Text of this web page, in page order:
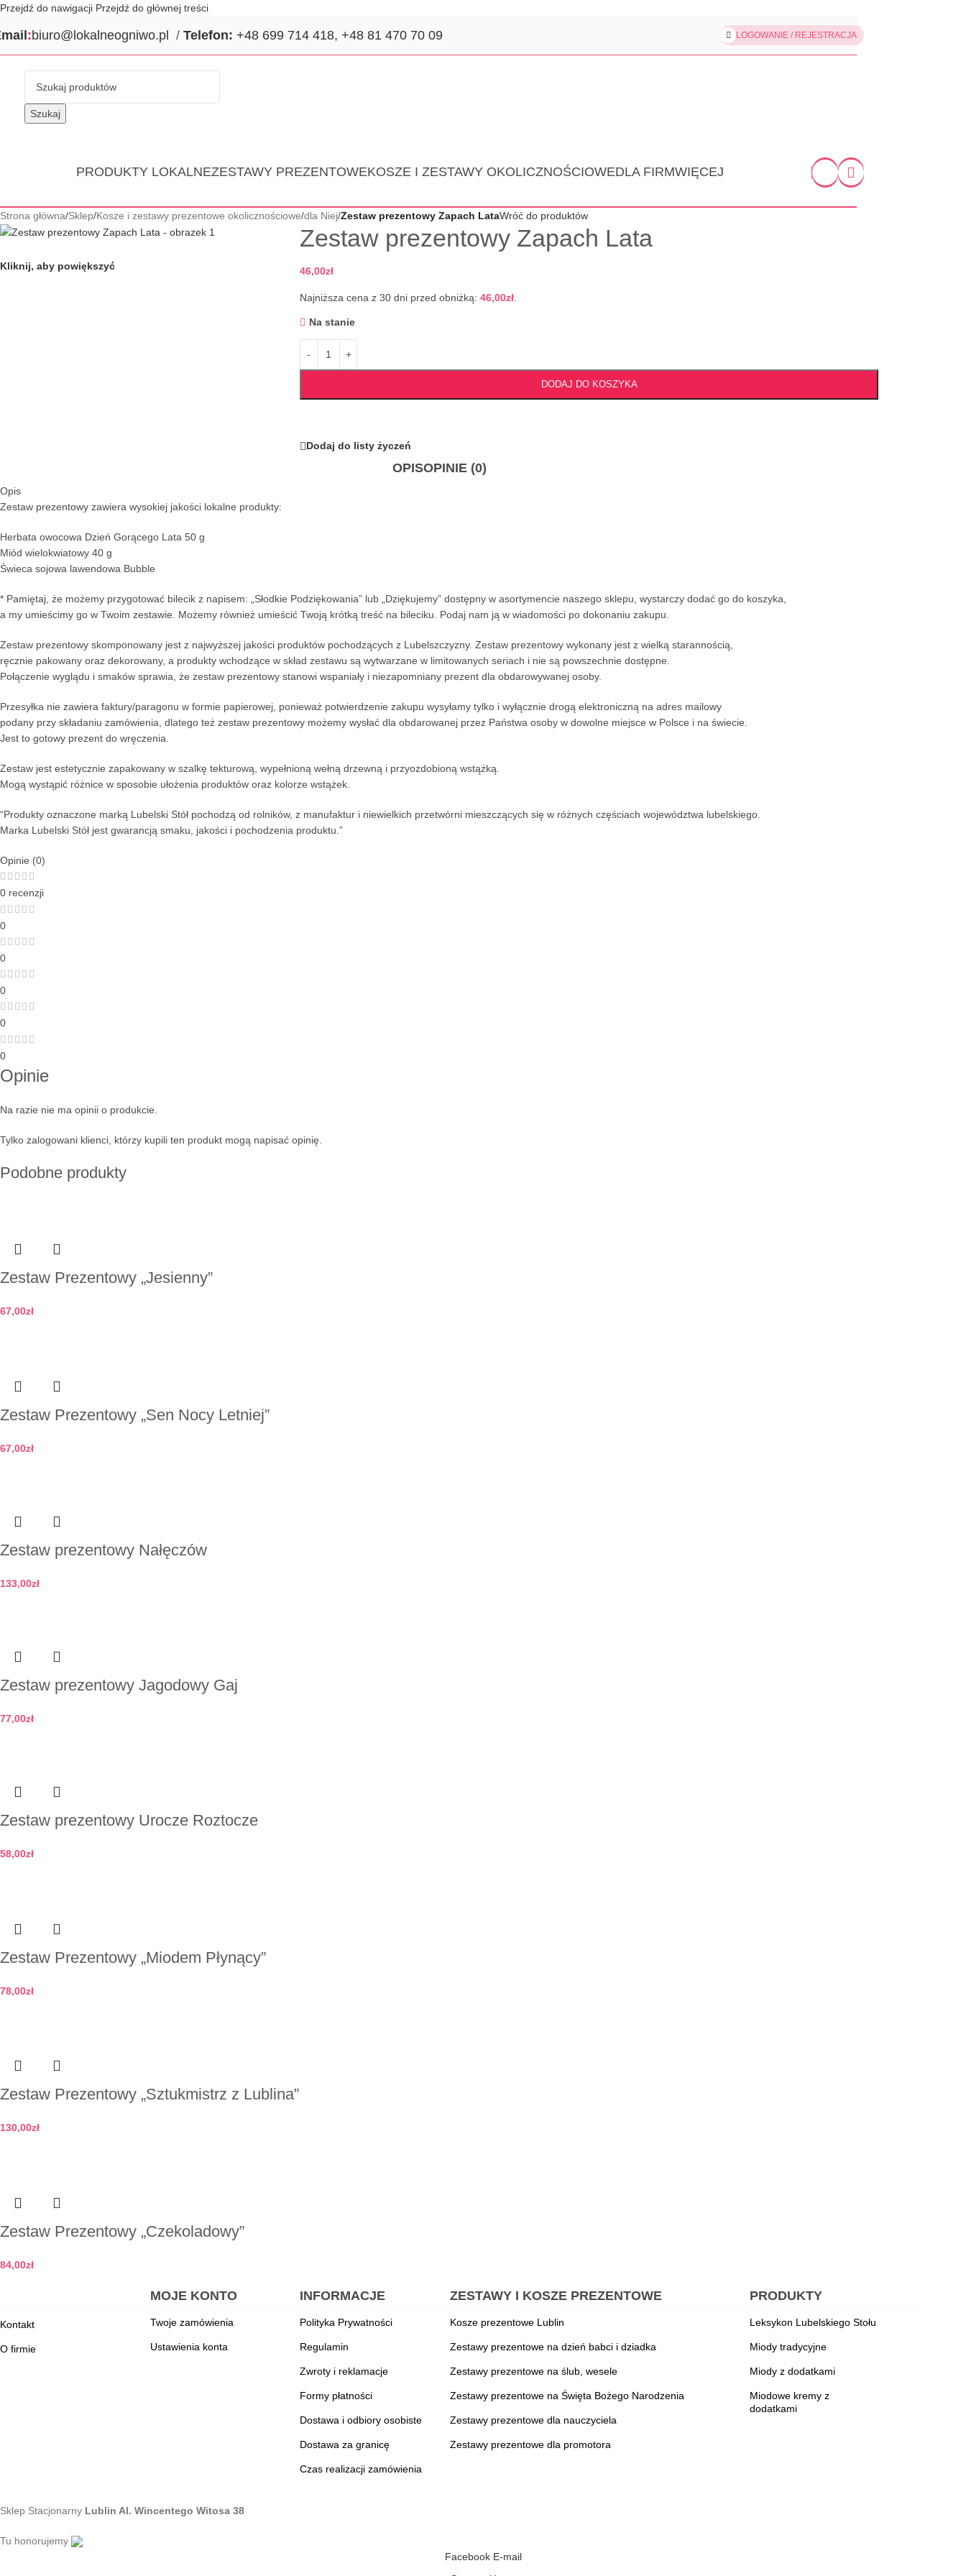
Przejdź do nawigacji Przejdź do głównej treści
:biuro@lokalneogniwo.pl / Telefon: +48 699 714 418, +48 81 470 70 09 LOGOWANIE / REJESTRACJA
Szukaj
PRODUKTY LOKALNEZESTAWY PREZENTOWEKOSZE I ZESTAWY OKOLICZNOŚCIOWEDLA FIRMWIĘCEJ
Strona główna/Sklep/Kosze i zestawy prezentowe okolicznościowe/dla Niej/Zestaw prezentowy Zapach LataWróć do produktów
Kliknij, aby powiększyć
Zestaw prezentowy Zapach Lata
46,00zł
Najniższa cena z 30 dni przed obniżką:46,00zł
Na stanie
DODAJ DO KOSZYKA
Dodaj do listy życzeń
OPISOPINIE (0)
Opis
Zestaw prezentowy zawiera wysokiej jakości lokalne produkty:
Herbata owocowa Dzień Gorącego Lata 50 g
Miód wielokwiatowy 40 g
Świeca sojowa lawendowa Bubble
* Pamiętaj, że możemy przygotować bilecik z napisem: „Słodkie Podziękowania” lub „Dziękujemy” dostępny w asortymencie naszego sklepu, wystarczy dodać go do koszyka,
a my umieścimy go w Twoim zestawie. Możemy również umieścić Twoją krótką treść na bileciku. Podaj nam ją w wiadomości po dokonaniu zakupu.
Zestaw prezentowy skomponowany jest z najwyższej jakości produktów pochodzących z Lubelszczyzny. Zestaw prezentowy wykonany jest z wielką starannością,
ręcznie pakowany oraz dekorowany, a produkty wchodzące w skład zestawu są wytwarzane w limitowanych seriach i nie są powszechnie dostępne.
Połączenie wyglądu i smaków sprawia, że zestaw prezentowy stanowi wspaniały i niezapomniany prezent dla obdarowywanej osoby.
Przesyłka nie zawiera faktury/paragonu w formie papierowej, ponieważ potwierdzenie zakupu wysyłamy tylko i wyłącznie drogą elektroniczną na adres mailowy
podany przy składaniu zamówienia, dlatego też zestaw prezentowy możemy wysłać dla obdarowanej przez Państwa osoby w dowolne miejsce w Polsce i na świecie.
Jest to gotowy prezent do wręczenia.
Zestaw jest estetycznie zapakowany w szalkę tekturową, wypełnioną wełną drzewną i przyozdobioną wstążką.
Mogą wystąpić różnice w sposobie ułożenia produktów oraz kolorze wstążek.
“Produkty oznaczone marką Lubelski Stół pochodzą od rolników, z manufaktur i niewielkich przetwórni mieszczących się w różnych częściach województwa lubelskiego.
Marka Lubelski Stół jest gwarancją smaku, jakości i pochodzenia produktu.”
Opinie (0)
0 recenzji
0
0
0
0
0
Opinie
Na razie nie ma opinii o produkcie.
Tylko zalogowani klienci, którzy kupili ten produkt mogą napisać opinię.
Podobne produkty
Zestaw Prezentowy „Jesienny”
67,00zł
Zestaw Prezentowy „Sen Nocy Letniej”
67,00zł
Zestaw prezentowy Nałęczów
133,00zł
Zestaw prezentowy Jagodowy Gaj
77,00zł
Zestaw prezentowy Urocze Roztocze
58,00zł
Zestaw Prezentowy „Miodem Płynący”
78,00zł
Zestaw Prezentowy „Sztukmistrz z Lublina”
130,00zł
Zestaw Prezentowy „Czekoladowy”
84,00zł
Kontakt
O firmie
MOJE KONTO
Twoje zamówienia
Ustawienia konta
INFORMACJE
Polityka Prywatności
Regulamin
Zwroty i reklamacje
Formy płatności
Dostawa i odbiory osobiste
Dostawa za granicę
Czas realizacji zamówienia
ZESTAWY I KOSZE PREZENTOWE
Kosze prezentowe Lublin
Zestawy prezentowe na dzień babci i dziadka
Zestawy prezentowe na ślub, wesele
Zestawy prezentowe na Święta Bożego Narodzenia
Zestawy prezentowe dla nauczyciela
Zestawy prezentowe dla promotora
PRODUKTY
Leksykon Lubelskiego Stołu
Miody tradycyjne
Miody z dodatkami
Miodowe kremy z
dodatkami
Sklep Stacjonarny Lublin Al. Wincentego Witosa 38
Tu honorujemy
Facebook E-mail